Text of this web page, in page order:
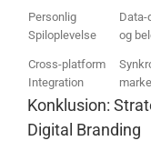
Personlig
Spiloplevelse
Data-
og
Cross-platform
Integration
Konklusion:
Digital Branding